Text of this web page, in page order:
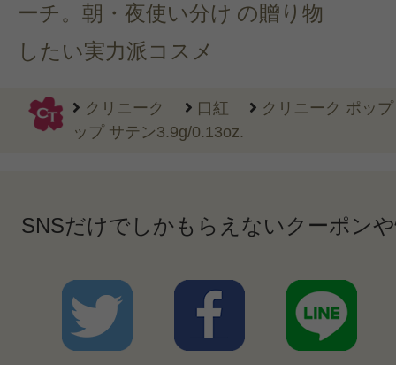
ーチ。朝・夜使い分け
したい実力派コスメ
の贈り物
クリニーク 口紅
クリニーク ポッ
ップ サテン3.9g/0.13oz.
SNSだけでしかもらえないクーポン